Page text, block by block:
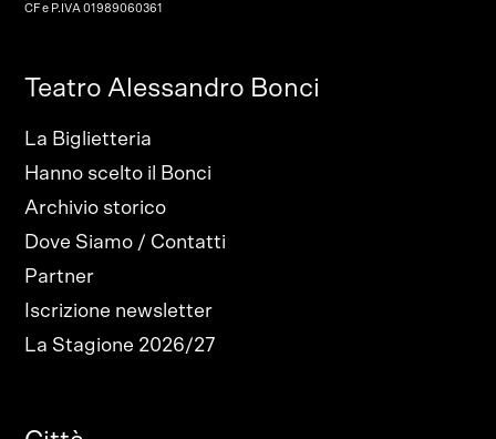
CF e P.IVA 01989060361
Teatro Alessandro Bonci
La Biglietteria
Hanno scelto il Bonci
Archivio storico
Dove Siamo / Contatti
Partner
Iscrizione newsletter
La Stagione 2026/27